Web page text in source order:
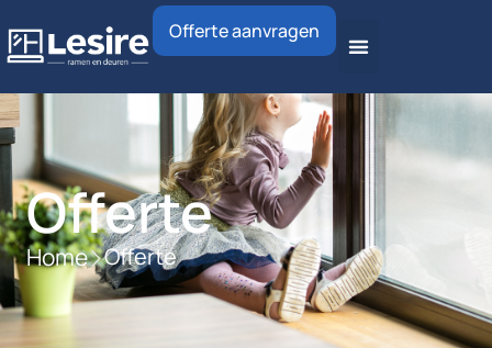
Offerte aanvragen
Offerte
Home Offerte